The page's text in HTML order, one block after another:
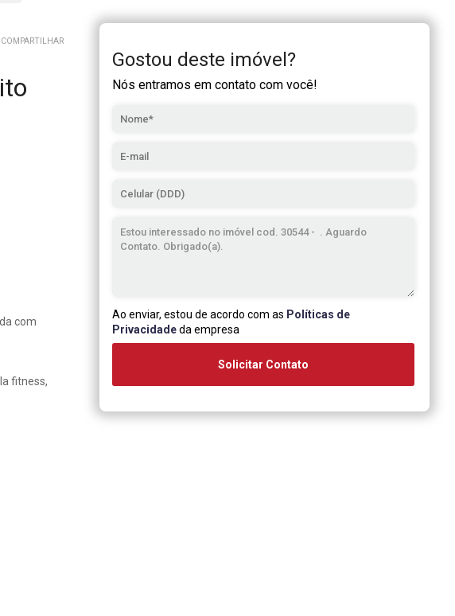
COMPARTILHAR
com
fitness,
Gostou deste imóvel?
Nós entramos em contato com você!
Ao enviar, estou de acordo com as Políticas de
Privacidadeda empresa
Solicitar Contato